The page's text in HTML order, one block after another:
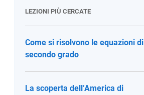
LEZIONI PIÙ CERCATE
Come si risolvono le equazioni di
secondo grado
La scoperta dell’America di